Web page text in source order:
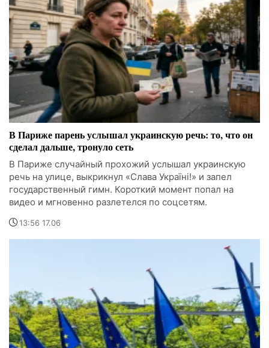
В Париже парень услышал украинскую речь: то, что он
сделал дальше, тронуло сеть
В Париже случайный прохожий услышал украинскую
речь на улице, выкрикнул «Слава Україні!» и запел
государственный гимн. Короткий момент попал на
видео и мгновенно разлетелся по соцсетям.
13:56 17.06